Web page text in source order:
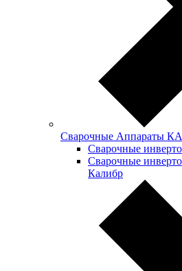
Сварочные Аппараты
Сварочные
Сварочные
Калибр